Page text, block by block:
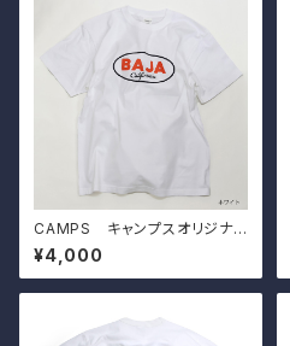
CAMPS キャンプスオリジナル
Tシャツ【 Champion 】
¥4,000